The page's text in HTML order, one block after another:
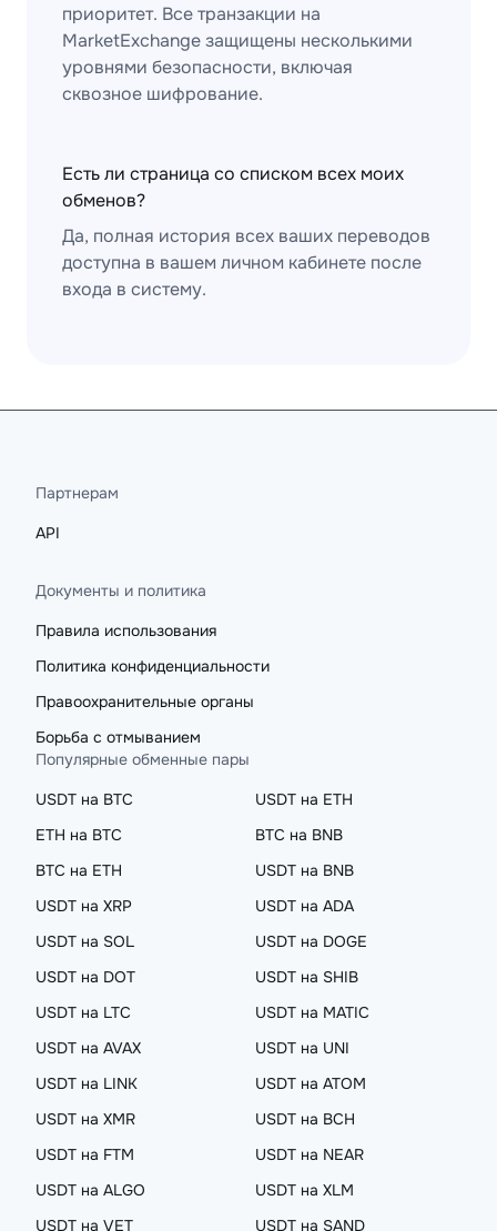
приоритет. Все транзакции на
MarketExchange защищены несколькими
уровнями безопасности, включая
сквозное шифрование.
Есть ли страница со списком всех моих
обменов?
Да, полная история всех ваших переводов
доступна в вашем личном кабинете после
входа в систему.
Партнерам
API
Документы и политика
Правила использования
Политика конфиденциальности
Правоохранительные органы
Борьба с отмыванием
Популярные обменные пары
USDT на BTC
USDT на ETH
ETH на BTC
BTC на BNB
BTC на ETH
USDT на BNB
USDT на XRP
USDT на ADA
USDT на SOL
USDT на DOGE
USDT на DOT
USDT на SHIB
USDT на LTC
USDT на MATIC
USDT на AVAX
USDT на UNI
USDT на LINK
USDT на ATOM
USDT на XMR
USDT на BCH
USDT на FTM
USDT на NEAR
USDT на ALGO
USDT на XLM
USDT на VET
USDT на SAND